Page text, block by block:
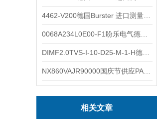
相关文章